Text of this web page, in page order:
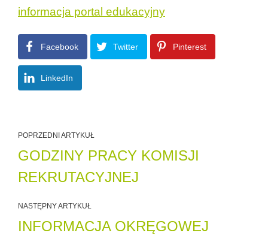
informacja portal edukacyjny
Facebook Twitter Pinterest
LinkedIn
POPRZEDNI ARTYKUŁ
GODZINY PRACY KOMISJI
REKRUTACYJNEJ
NASTĘPNY ARTYKUŁ
INFORMACJA OKRĘGOWEJ